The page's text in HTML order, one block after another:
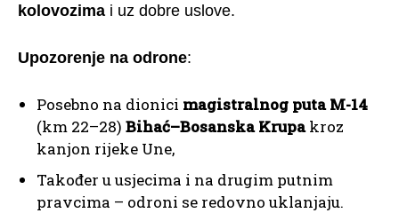
kolovozima i uz dobre uslove.
Upozorenje na odrone:
Posebno na dionici magistralnog puta M-14
(km 22–28) Bihać–Bosanska Krupakroz
kanjon rijeke Une,
Također u usjecima i na drugim putnim
pravcima – odroni se redovno uklanjaju.